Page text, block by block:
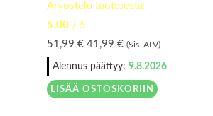
Arvostelu tuotteesta:
5.00 / 5
51,99€ 41,99€ (Sis. ALV)
Alennus päättyy:9.8.2026
LISÄÄ OSTOSKORIIN